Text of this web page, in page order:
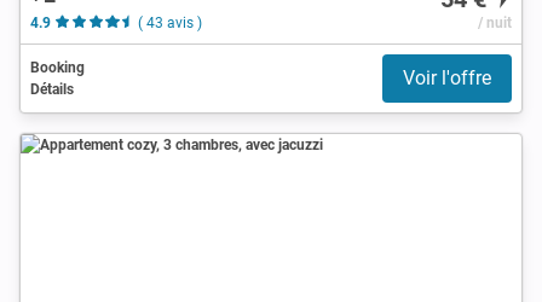
4.9
( 43 avis ) / nuit
Booking
Détails
Voir l'offre